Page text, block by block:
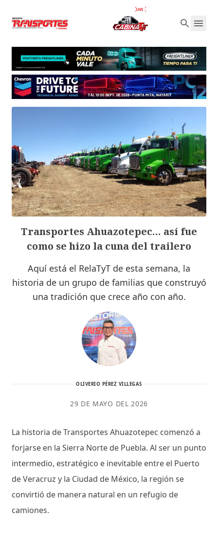
Transportes Ahuazotepec… así fue
como se hizo la cuna del trailero
Aquí está el RelaTyT de esta semana, la
historia de un grupo de familias que construyó
una tradición que crece año con año.
OLIVERIO PÉREZ VILLEGAS
29 DE MAYO DEL 2026
La historia de Transportes Ahuazotepec comenzó a
forjarse en la Sierra Norte de Puebla. Al ser un punto
intermedio, estratégico e inevitable entre el Puerto
de Veracruz y la Ciudad de México, la región se
convirtió de manera natural en un refugio de
camiones.